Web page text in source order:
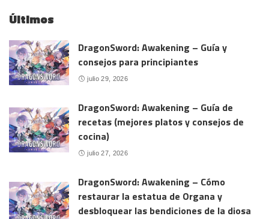
Últimos
DragonSword: Awakening – Guía y
consejos para principiantes
julio 29, 2026
DragonSword: Awakening – Guía de
recetas (mejores platos y consejos de
cocina)
julio 27, 2026
DragonSword: Awakening – Cómo
restaurar la estatua de Organa y
desbloquear las bendiciones de la diosa